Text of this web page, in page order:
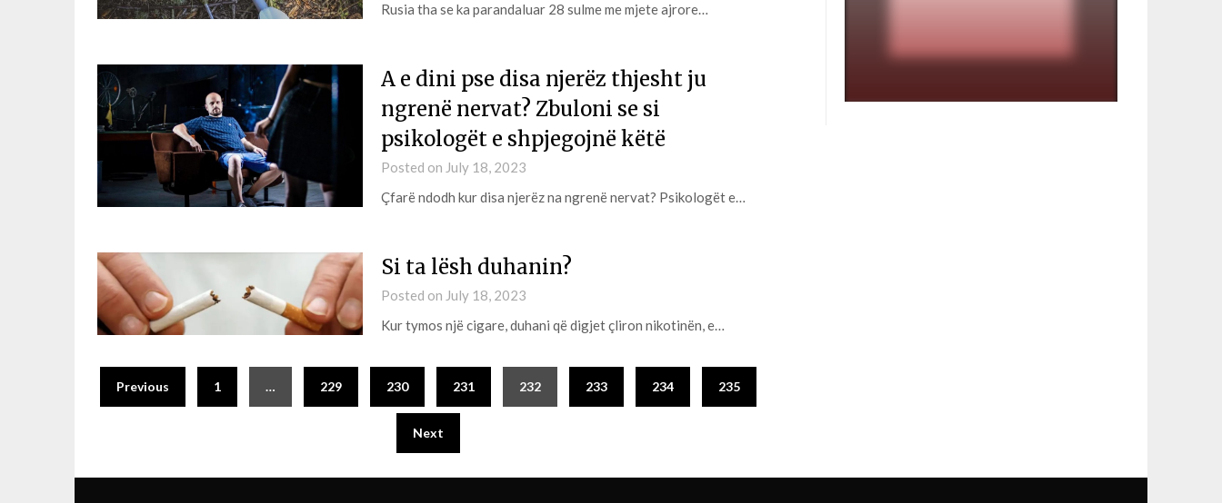
Rusia tha se ka parandaluar 28 sulme me mjete ajrore…
A e dini pse disa njerëz thjesht ju
ngrenë nervat? Zbuloni se si
psikologët e shpjegojnë këtë
Posted on July 18, 2023
Çfarë ndodh kur disa njerëz na ngrenë nervat? Psikologët e…
Si ta lësh duhanin?
Posted on July 18, 2023
Kur tymos një cigare, duhani që digjet çliron nikotinën, e…
Previous 1 … 229 230 231 232 233 234 235
Next